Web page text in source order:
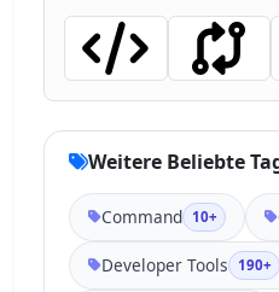
Weitere Beliebte
Command 10+
Developer Tools 190+